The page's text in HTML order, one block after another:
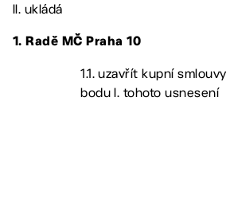
II. ukládá
1. Radě MČ Praha 10
1.1. uzavřít kupní
bodu I. tohoto usnesení